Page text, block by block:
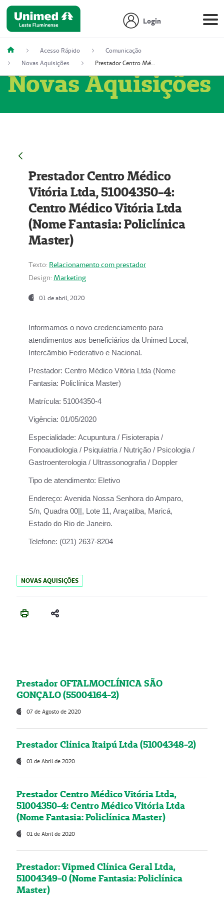
Login
Acesso Rápido
Comunicação
Novas Aquisições
Prestador Centro Médico Vitória Ltda, 51004350-4: Centro Médico Vitória Ltda (Nome Fantasia: Policlínica Master)
Novas Aquisições
Prestador Centro Médico
Vitória Ltda, 51004350-4:
Centro Médico Vitória Ltda
(Nome Fantasia: Policlínica
Master)
Texto: Relacionamento com prestador
Design: Marketing
01 de abril, 2020
Informamos o novo credenciamento para
atendimentos aos beneficiários da Unimed Local,
Intercâmbio Federativo e Nacional.
Prestador: Centro Médico Vitória Ltda (Nome
Fantasia: Policlínica Master)
Matrícula: 51004350-4
Vigência: 01/05/2020
Especialidade: Acupuntura / Fisioterapia /
Fonoaudiologia / Psiquiatria / Nutrição / Psicologia /
Gastroenterologia / Ultrassonografia / Doppler
Tipo de atendimento: Eletivo
Endereço: Avenida Nossa Senhora do Amparo,
S/n, Quadra 00||, Lote 11, Araçatiba, Maricá,
Estado do Rio de Janeiro.
Telefone: (021) 2637-8204
NOVAS AQUISIÇÕES
Prestador OFTALMOCLÍNICA SÃO
GONÇALO (55004164-2)
07 de Agosto de 2020
Prestador Clínica Itaipú Ltda (51004348-2)
01 de Abril de 2020
Prestador Centro Médico Vitória Ltda,
51004350-4: Centro Médico Vitória Ltda
(Nome Fantasia: Policlínica Master)
01 de Abril de 2020
Prestador: Vipmed Clínica Geral Ltda,
51004349-0 (Nome Fantasia: Policlínica
Master)